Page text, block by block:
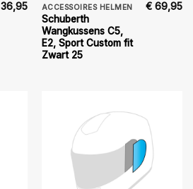
36,95 ACCESSOIRES HELMEN
Schuberth
Wangkussens C5,
E2, Sport Custom fit
Zwart 25
€ 69,95